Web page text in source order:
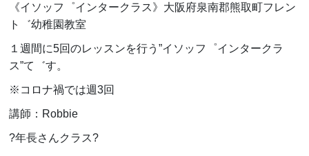
《イソッフ゜インタークラス》大阪府泉南郡熊取町フレン
ト゛幼稚園教室
１週間に5回のレッスンを行う”イソッフ゜インタークラ
ス”て゛す。
※コロナ禍では週3回
講師： Robbie
?年長さんクラス?